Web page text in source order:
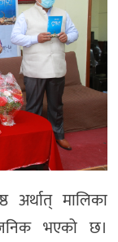
अर्थात् मालिका
भएको छ।